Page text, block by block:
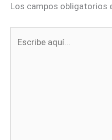
Los campos obligatorios